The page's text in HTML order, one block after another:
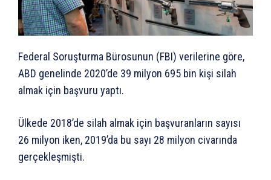
Federal Soruşturma Bürosunun (FBI) verilerine göre,
ABD genelinde 2020’de 39 milyon 695 bin kişi silah
almak için başvuru yaptı.
Ülkede 2018’de silah almak için başvuranların sayısı
26 milyon iken, 2019’da bu sayı 28 milyon civarında
gerçekleşmişti.